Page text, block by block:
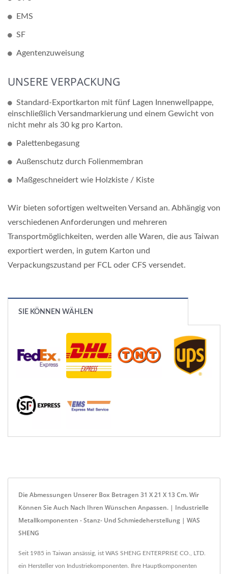
EMS
SF
Agentenzuweisung
UNSERE VERPACKUNG
Standard-Exportkarton mit fünf Lagen Innenwellpappe,
einschließlich Versandmarkierung und einem Gewicht von
nicht mehr als 30 kg pro Karton.
Palettenbegasung
Außenschutz durch Folienmembran
Maßgeschneidert wie Holzkiste / Kiste
Wir bieten sofortigen weltweiten Versand an. Abhängig von
verschiedenen Anforderungen und mehreren
Transportmöglichkeiten, werden alle Waren, die aus Taiwan
exportiert werden, in gutem Karton und
Verpackungszustand per FCL oder CFS versendet.
SIE KÖNNEN WÄHLEN
Die Abmessungen Unserer Box Betragen 31 X 21 X 13 Cm. Wir
Können Sie Auch Nach Ihren Wünschen Anpassen. | Industrielle
Metallkomponenten - Stanz- Und Schmiedeherstellung | WAS
SHENG
Seit 1985 in Taiwan ansässig, ist WAS SHENG ENTERPRISE CO., LTD.
ein Hersteller von Industriekomponenten. Ihre Hauptkomponenten